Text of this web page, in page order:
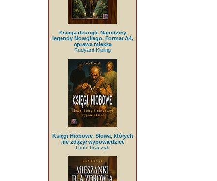
Księga dżungli. Narodziny
legendy Mowgliego. Format A4,
oprawa miękka
Rudyard Kipling
Księgi Hiobowe. Słowa, których
nie zdążył wypowiedzieć
Lech Tkaczyk